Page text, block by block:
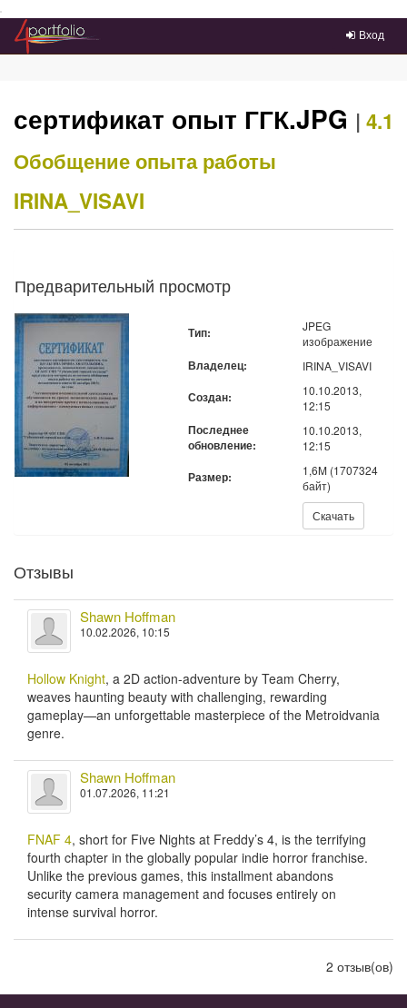
Преейти на главное меню
Вход
сертификат опыт ГГК.JPG | 4.1
Обобщение опыта работы
IRINA_VISAVI
Предварительный просмотр
Тип:
JPEG
изображение
Владелец: IRINA_VISAVI
Создан:
10.10.2013,
12:15
Последнее
обновление:
10.10.2013,
12:15
Размер:
1,6M (1707324
байт)
Скачать
Отзывы
Shawn Hoffman
10.02.2026, 10:15
Hollow Knight, a 2D action-adventure by Team Cherry,
weaves haunting beauty with challenging, rewarding
gameplay—an unforgettable masterpiece of the Metroidvania
genre.
Shawn Hoffman
01.07.2026, 11:21
FNAF 4, short for Five Nights at Freddy’s 4, is the terrifying
fourth chapter in the globally popular indie horror franchise.
Unlike the previous games, this installment abandons
security camera management and focuses entirely on
intense survival horror.
2 отзыв(ов)